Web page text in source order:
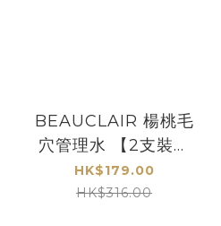
BEAUCLAIR 楊桃毛
穴管理水 【2支裝】
[包郵]
HK$179.00
HK$316.00